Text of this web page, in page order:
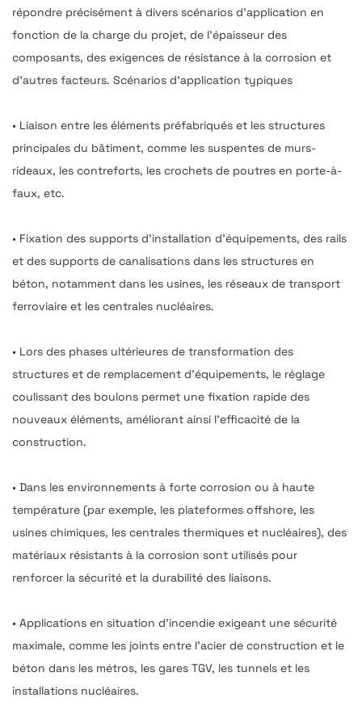
répondre précisément à divers scénarios d'application en
fonction de la charge du projet, de l'épaisseur des
composants, des exigences de résistance à la corrosion et
d'autres facteurs. Scénarios d'application typiques
• Liaison entre les éléments préfabriqués et les structures
principales du bâtiment, comme les suspentes de murs-
rideaux, les contreforts, les crochets de poutres en porte-à-
faux, etc.
• Fixation des supports d'installation d'équipements, des rails
et des supports de canalisations dans les structures en
béton, notamment dans les usines, les réseaux de transport
ferroviaire et les centrales nucléaires.
• Lors des phases ultérieures de transformation des
structures et de remplacement d'équipements, le réglage
coulissant des boulons permet une fixation rapide des
nouveaux éléments, améliorant ainsi l'efficacité de la
construction.
• Dans les environnements à forte corrosion ou à haute
température (par exemple, les plateformes offshore, les
usines chimiques, les centrales thermiques et nucléaires), des
matériaux résistants à la corrosion sont utilisés pour
renforcer la sécurité et la durabilité des liaisons.
• Applications en situation d'incendie exigeant une sécurité
maximale, comme les joints entre l'acier de construction et le
béton dans les métros, les gares TGV, les tunnels et les
installations nucléaires.